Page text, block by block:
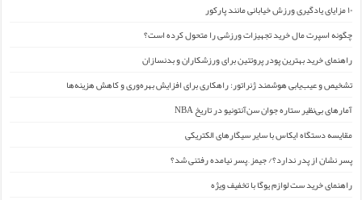
۱۰ مزایای یادگیری ورزش خیابانی مانند پارکور
چگونه اسپرت مال خرید تجهیزات ورزشی را متحول کرده است؟
راهنمای خرید بهترین پودر پروتئین برای ورزشکاران و بدنسازان
تشخیص و عیب‌یابی هوشمند ژنراتور: راهکاری برای افزایش بهره‌وری و کاهش هزینه‌ها
آمارهای بی‌نظیر ستاره جوان سن‌آنتونیو در تاریخ NBA
مقایسه دستگاه ایکاس با سایر سیگارهای الکتریکی
پسر نشان از پدر ندارد؟/ جیمز ِ پسر نیامده رفتنی شد؟
راهنمای خرید ست لوازم یوگا با تخفیف ویژه